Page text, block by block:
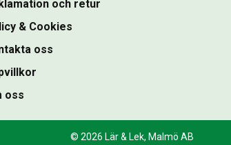
och retur
& Cookies
oss
oss
© 2026 Lär & Lek, Malmö AB